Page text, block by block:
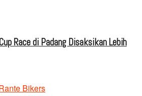
Race di Padang Disaksikan Lebih